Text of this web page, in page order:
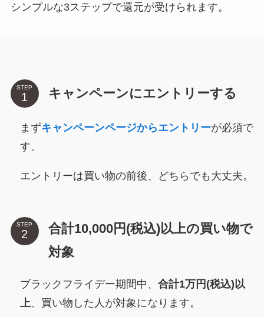
シンプルな3ステップで還元が受けられます。
STEP キャンペーンにエントリーする
まずキャンペーンページからエントリーが必須で
す。
エントリーは買い物の前後、どちらでも大丈夫。
STEP
合計10,000円(税込)以上の買い物で
対象
ブラックフライデー期間中、 合計1万円(税込)以
上、買い物した人が対象になります。